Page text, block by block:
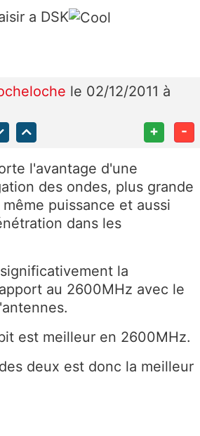
a DSK
le 02/12/2011 à
+ -
l'avantage d'une
des ondes, plus grande
puissance et aussi
dans les
la
au 2600MHz avec le
est meilleur en 2600MHz.
deux est donc la meilleur